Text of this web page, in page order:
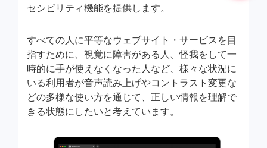
セシビリティ機能を提供します。
すべての人に平等なウェブサイト・サービスを目
指すために、視覚に障害がある人、怪我をして一
時的に手が使えなくなった人など、様々な状況に
いる利用者が音声読み上げやコントラスト変更な
どの多様な使い方を通じて、正しい情報を理解で
きる状態にしたいと考えています。